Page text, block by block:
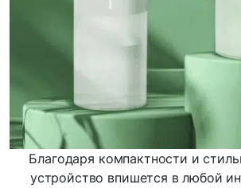
Благодаря компактности и
устройство впишется в любой